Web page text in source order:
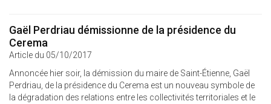
Gaël Perdriau démissionne de la présidence du
Cerema
Article du 05/10/2017
Annoncée hier soir, la démission du maire de Saint-Étienne, Gaël
Perdriau, de la présidence du Cerema est un nouveau symbole de
la dégradation des relations entre les collectivités territoriales et le